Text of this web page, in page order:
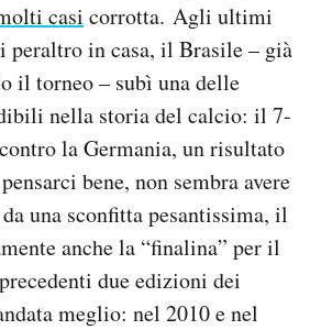
casi corrotta. Agli ultimi
in casa, il Brasile – già
il torneo – subì una delle
nella storia del calcio: il 7-
la Germania, un risultato
bene, non sembra avere
una sconfitta pesantissima, il
anche la “finalina” per il
due edizioni dei
meglio: nel 2010 e nel